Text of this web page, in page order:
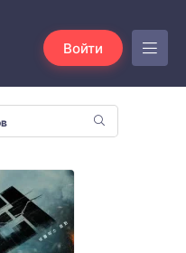
Войти